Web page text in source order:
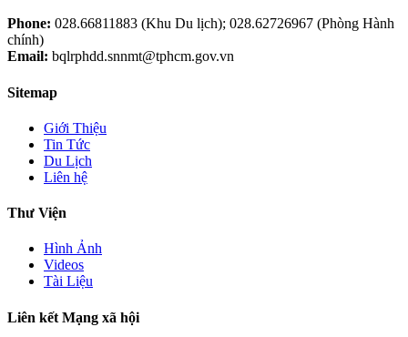
Phone: 028.66811883 (Khu Du lịch); 028.62726967 (Phòng Hành
chính)
Email: bqlrphdd.snnmt@tphcm.gov.vn
Sitemap
Giới Thiệu
Tin Tức
Du Lịch
Liên hệ
Thư Viện
Hình Ảnh
Videos
Tài Liệu
Liên kết Mạng xã hội